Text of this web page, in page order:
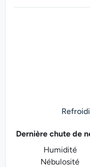
Dernière chute de
Humidité
Nébulosité